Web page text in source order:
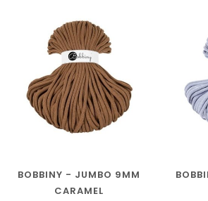
BOBBINY - JUMBO 9MM
CARAMEL